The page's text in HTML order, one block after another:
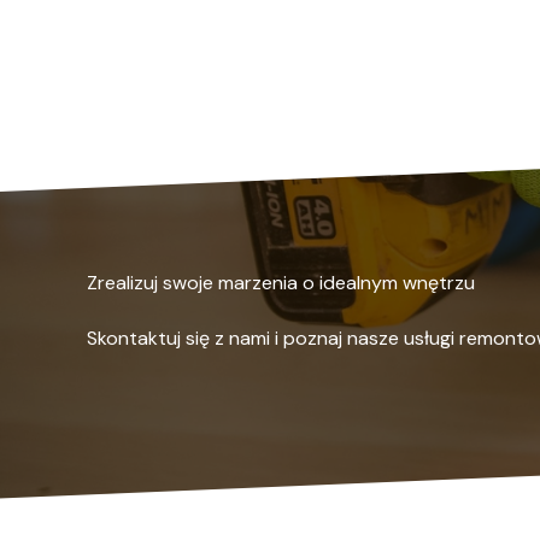
Zrealizuj swoje marzenia o idealnym wnętrzu
Skontaktuj się z nami i poznaj nasze usługi